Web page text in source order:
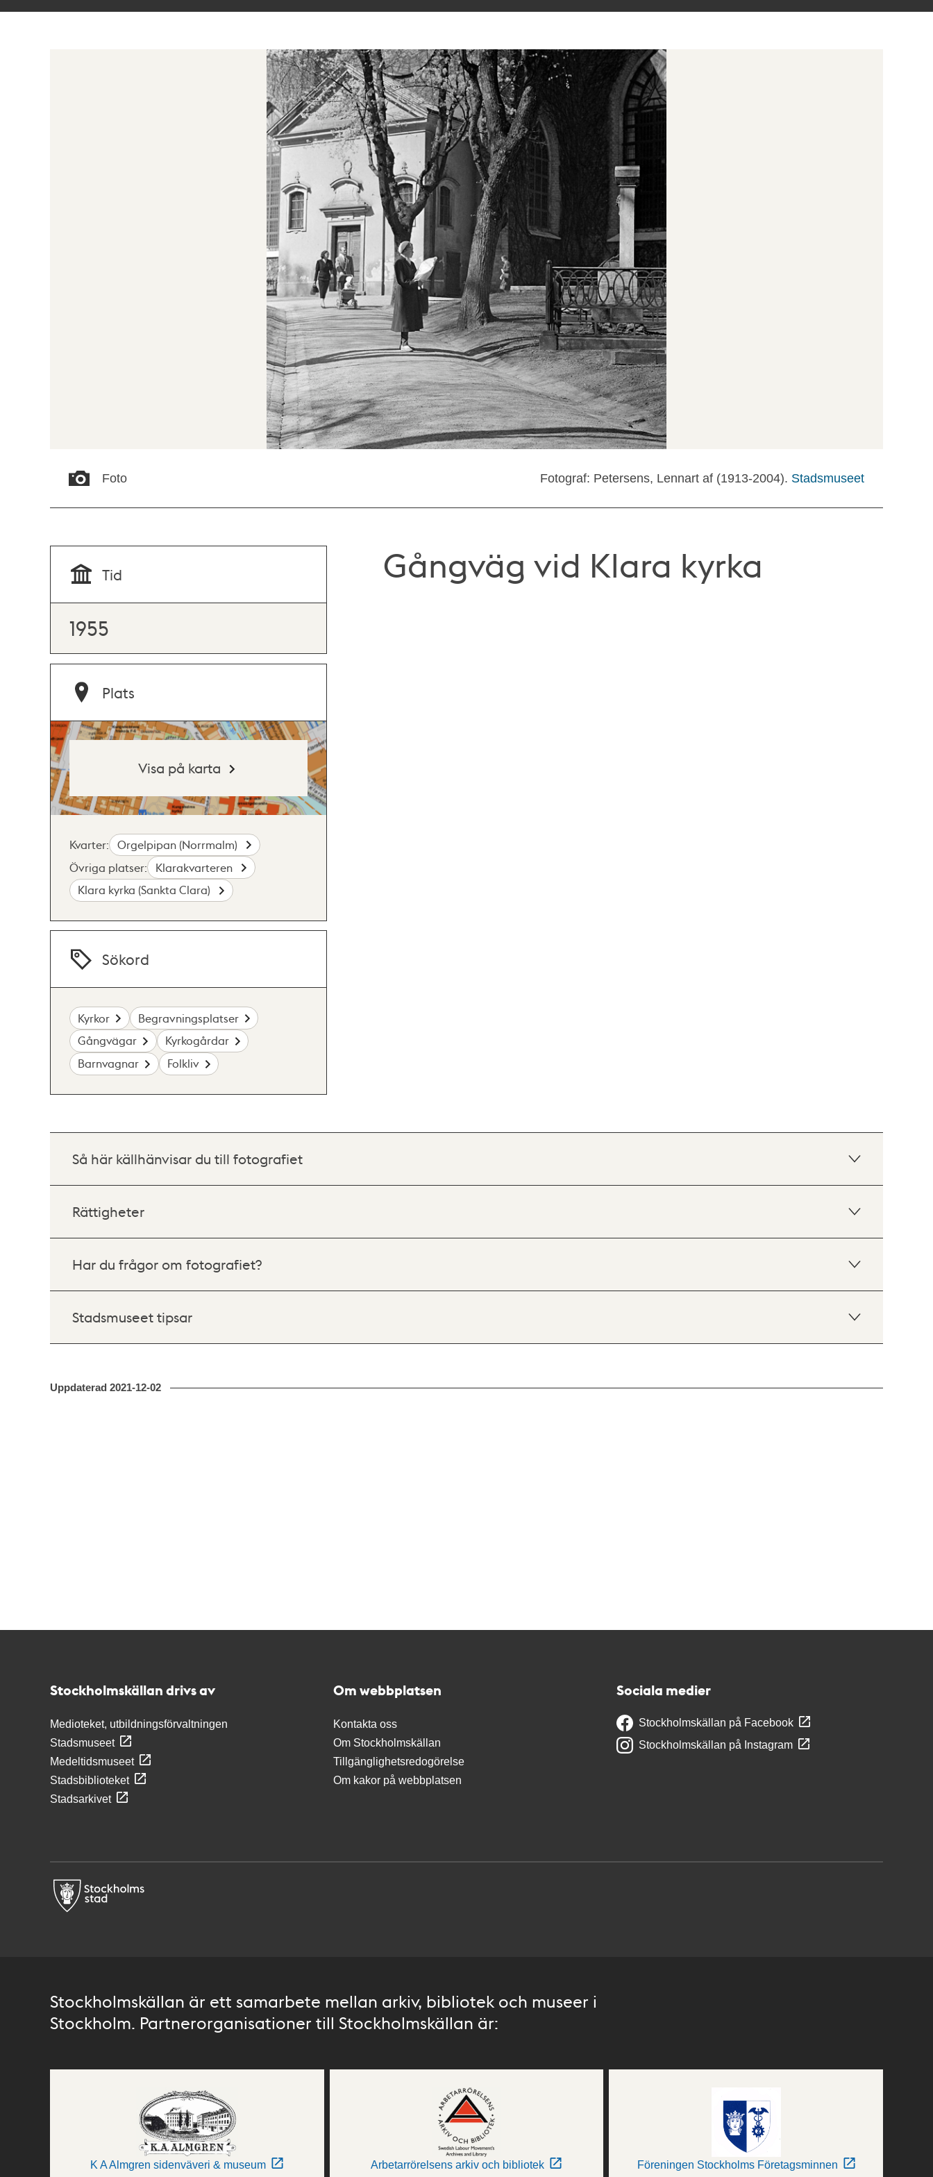
Foto Fotograf: Petersens, Lennart af (1913-2004). Stadsmuseet
Gångväg vid Klara kyrka
Tid
1955
Plats
Visa på karta
Kvarter:
Orgelpipan (Norrmalm)
Övriga platser:
Klarakvarteren
Klara kyrka (Sankta Clara)
Sökord
Kyrkor
Begravningsplatser
Gångvägar
Kyrkogårdar
Barnvagnar
Folkliv
Så här källhänvisar du till fotografiet
Rättigheter
Har du frågor om fotografiet?
Stadsmuseet tipsar
Uppdaterad 2021-12-02
Stockholmskällan drivs av
Medioteket, utbildningsförvaltningen
Stadsmuseet
Medeltidsmuseet
Stadsbiblioteket
Stadsarkivet
Om webbplatsen
Kontakta oss
Om Stockholmskällan
Tillgänglighetsredogörelse
Om kakor på webbplatsen
Sociala medier
Stockholmskällan på Facebook
Stockholmskällan på Instagram
Stockholmskällan är ett samarbete mellan arkiv, bibliotek och museer i
Stockholm. Partnerorganisationer till Stockholmskällan är:
K A Almgren sidenväveri & museum Arbetarrörelsens arkiv och bibliotek Föreningen Stockholms Företagsminnen